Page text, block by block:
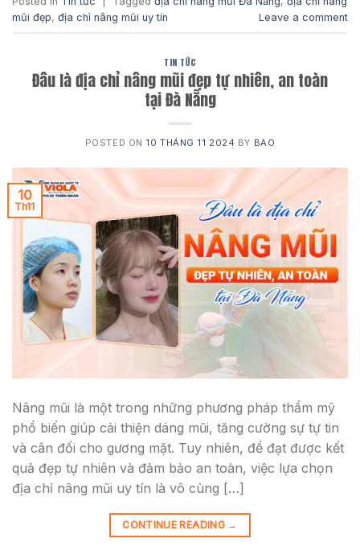
mũi đẹp, địa chỉ nâng mũi uy tín Leave a comment
TIN TỨC
Đâu là địa chỉ nâng mũi đẹp tự nhiên, an toàn
tại Đà Nẵng
POSTED ON 10 THÁNG 11 2024 BY BAO
10
Th11
Nâng mũi là một trong những phương pháp thẩm mỹ
phổ biến giúp cải thiện dáng mũi, tăng cường sự tự tin
và cân đối cho gương mặt. Tuy nhiên, để đạt được kết
quả đẹp tự nhiên và đảm bảo an toàn, việc lựa chọn
địa chỉ nâng mũi uy tín là vô cùng […]
CONTINUE READING →